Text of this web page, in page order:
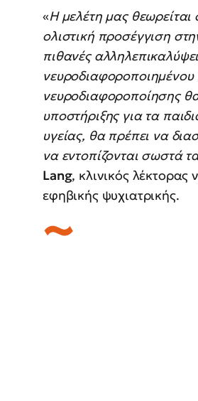
«Η μελέτη μας θεωρείται
ολιστική προσέγγιση
πιθανές
νευροδιαφοροποίησης
υποστήριξης για τα
υγείας, θα πρέπει να
να εντοπίζονται σωστά
Lang, κλινικός λέκτορας
εφηβικής ψυχιατρικής.